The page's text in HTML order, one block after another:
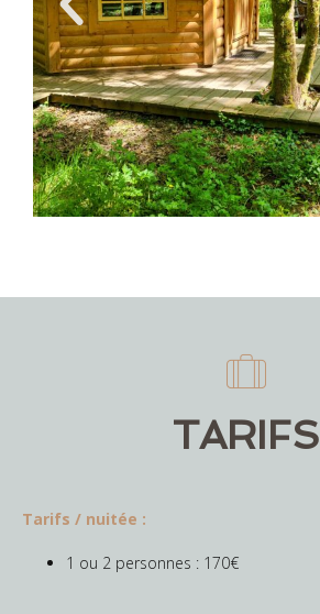
TARIFS
Tarifs / nuitée :
1 ou 2 personnes : 170€